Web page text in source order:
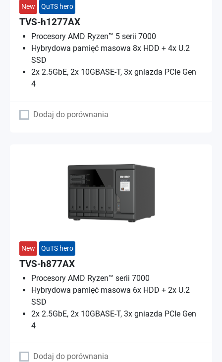
New QuTS hero
TVS-h1277AX
Procesory AMD Ryzen™ 5 serii 7000
Hybrydowa pamięć masowa 8x HDD + 4x U.2
SSD
2x 2.5GbE, 2x 10GBASE-T, 3x gniazda PCIe Gen
4
Dodaj do porównania
New QuTS hero
TVS-h877AX
Procesory AMD Ryzen™ serii 7000
Hybrydowa pamięć masowa 6x HDD + 2x U.2
SSD
2x 2.5GbE, 2x 10GBASE-T, 3x gniazda PCIe Gen
4
Dodaj do porównania